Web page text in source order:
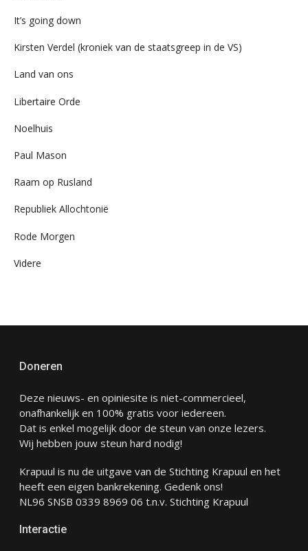
It’s going down
Kirsten Verdel (kroniek van de staatsgreep in de VS)
Land van ons
Libertaire Orde
Noelhuis
Paul Mason
Raam op Rusland
Republiek Allochtonië
Rode Morgen
Videre
Doneren
Deze nieuws- en opiniesite is niet-commercieel,
onafhankelijk en 100% gratis voor iedereen.
Dat is enkel mogelijk door de steun van onze lezers.
Wij hebben jouw steun hard nodig!
Krapuul is nu de uitgave van de Stichting Krapuul en het
heeft een eigen bankrekening. Gedenk ons!
NL96 SNSB 0339 8969 06 t.n.v. Stichting Krapuul
Interactie